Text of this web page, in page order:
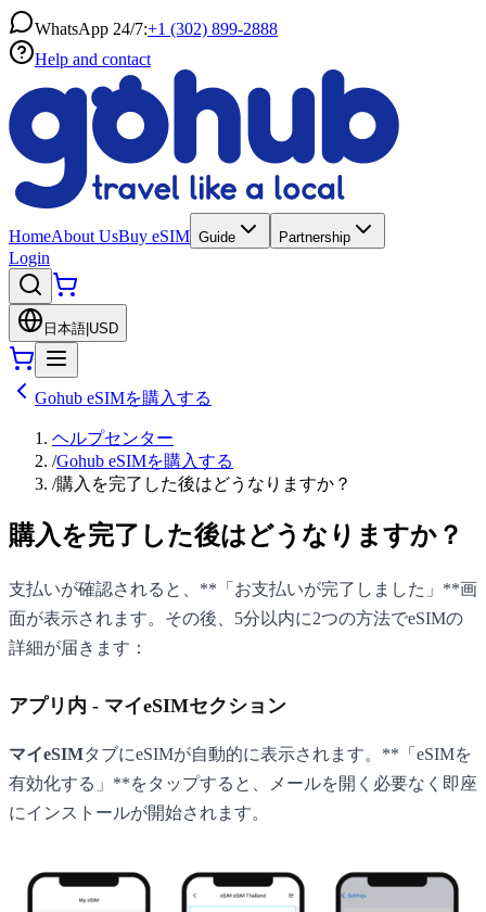
WhatsApp 24/7:+1 (302) 899-2888
Help and contact
HomeAbout UsBuy eSIM Guide Partnership
Login
日本語 USD
Gohub eSIMを購入する
ヘルプセンター
/Gohub eSIMを購入する
/購入を完了した後はどうなりますか？
購入を完了した後はどうなりますか？
支払いが確認されると、**「お支払いが完了しました」**画
面が表示されます。その後、5分以内に2つの方法でeSIMの
詳細が届きます：
アプリ内 - マイeSIMセクション
マイeSIMタブにeSIMが自動的に表示されます。**「eSIMを
有効化する」**をタップすると、メールを開く必要なく即座
にインストールが開始されます。